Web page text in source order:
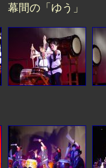
幕間の「ゆう」